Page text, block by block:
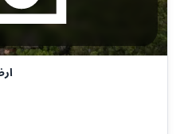
ارض 1149 م² في